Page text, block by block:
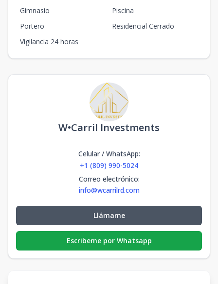
Gimnasio
Piscina
Portero
Residencial Cerrado
Vigilancia 24 horas
W•Carril Investments
Celular / WhatsApp:
+1 (809) 990-5024
Correo electrónico:
info@wcarrilrd.com
Llámame
Escribeme por Whatsapp